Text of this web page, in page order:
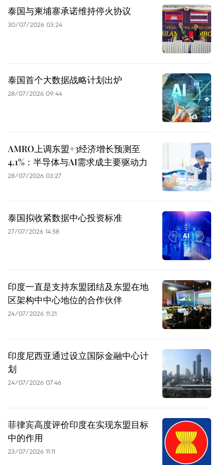
泰国与柬埔寨承诺维持停火协议
30/07/2026 03:24
泰国首个大数据战略计划出炉
28/07/2026 09:44
AMRO上调东盟+3经济增长预测至
4.1%：半导体与AI需求成主要驱动力
28/07/2026 03:27
泰国拟收紧数据中心投资标准
27/07/2026 14:58
印度一直是支持东盟团结及东盟在地
区架构中中心地位的合作伙伴
24/07/2026 11:21
印度尼西亚通过设立国际金融中心计
划
24/07/2026 07:46
菲律宾高度评价印度在实现东盟目标
中的作用
23/07/2026 11:11